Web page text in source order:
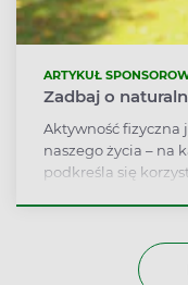
ARTYKUŁ
Zadbaj o
Aktywność fizyczna
naszego życia – na
podkreśla się
gadżety i inne
domu, nie